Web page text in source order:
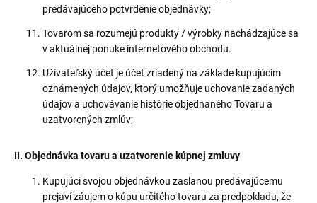
predávajúceho potvrdenie objednávky;
Tovarom sa rozumejú produkty / výrobky nachádzajúce sa
v aktuálnej ponuke internetového obchodu.
Užívateľský účet je účet zriadený na základe kupujúcim
oznámených údajov, ktorý umožňuje uchovanie zadaných
údajov a uchovávanie histórie objednaného Tovaru a
uzatvorených zmlúv;
II. Objednávka tovaru a uzatvorenie kúpnej zmluvy
Kupujúci svojou objednávkou zaslanou predávajúcemu
prejaví záujem o kúpu určitého tovaru za predpokladu, že